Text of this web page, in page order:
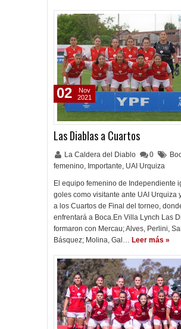
Las Diablas a Cuartos
La Caldera del Diablo 0
femenino, Importante, UAI Urquiza
El equipo femenino de Independiente
goles como visitante ante UAI Urquiza
a los Cuartos de Final del torneo,
enfrentará a Boca.En Villa Lynch Las
formaron con Mercau; Alves, Perlini,
Básquez; Molina, Gal… Leer más »
02
Nov
2021